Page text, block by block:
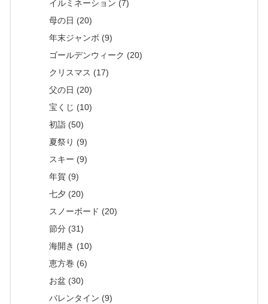
イルミネーション (7)
母の日 (20)
年末ジャンボ (9)
ゴールデンウィーク (20)
クリスマス (17)
父の日 (20)
宝くじ (10)
初詣 (50)
夏祭り (9)
スキー (9)
年賀 (9)
七夕 (20)
スノーボード (20)
節分 (31)
海開き (10)
恵方巻 (6)
お盆 (30)
バレンタイン (9)